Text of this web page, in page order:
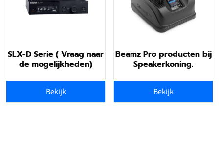
Ben jij muzikant, geluidstechnicus, podcaster, spreker, radio- of tv-
maker, IT-manager, geluidsman, YouTuber of ‘gewoon’
muziekliefhebber? Bij Shure kun je altijd terecht voor een innovatief
Van microfoon tot hoofdtelefoon of vergadermateriaal, wij maken
ons behoren problemen met geluidsapparatuur voorgoed tot het
verleden, zodat jij je helemaal kunt focussen op je boodschap of
SLX-D Serie ( Vraag naar
de mogelijkheden)
Bekijk
Beamz Pro producten bij
Speakerkoning.
Bekijk